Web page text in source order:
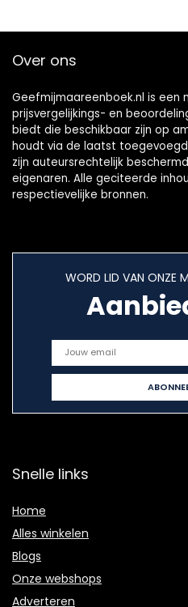
Over ons
Geefmijmaareenboek.nl is een
prijsvergelijkings- en
biedt die beschikbaar zijn op
houdt via de laatst
zijn auteursrechtelijk
eigenaren. Alle geciteerde
respectievelijke bronnen.
WORD LID VAN ONZE
Snelle links
Home
Alles winkelen
Blogs
Onze webshops
Adverteren